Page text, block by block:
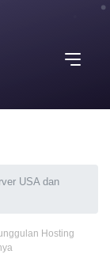
USA dan
Hosting